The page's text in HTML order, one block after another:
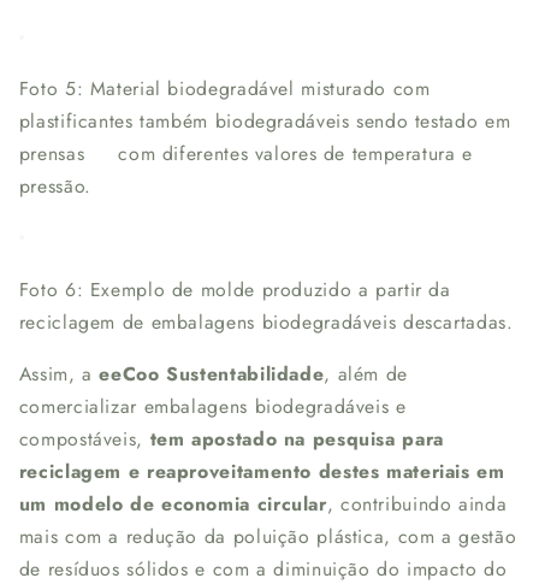
Foto 5: Material biodegradável misturado com
plastificantes também biodegradáveis sendo testado em
prensas com diferentes valores de temperatura e
pressão.
Foto 6: Exemplo de molde produzido a partir da
reciclagem de embalagens biodegradáveis descartadas.
Assim, aeeCoo Sustentabilidade, além de
comercializar embalagens biodegradáveis e
compostáveis, tem apostado na pesquisa para
reciclagem e reaproveitamento destes materiais em
um modelo de economia circular, contribuindo ainda
mais com a redução da poluição plástica, com a gestão
de resíduos sólidos e com a diminuição do impacto do